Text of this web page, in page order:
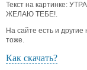
Текст на картинке:
ЖЕЛАЮ ТЕБЕ!.
На сайте есть и
тоже.
Как скачать?